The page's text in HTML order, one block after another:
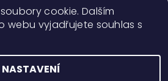
cookie. Dalším
webu vyjadřujete souhlas s
NASTAVENÍ